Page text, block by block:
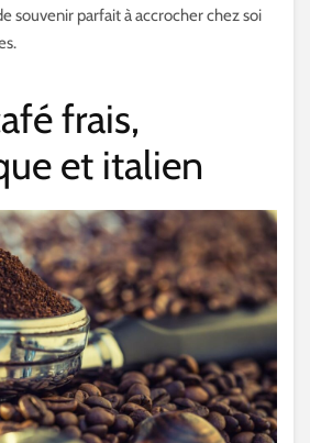
souvenir parfait à accrocher chez soi
frais,
et italien